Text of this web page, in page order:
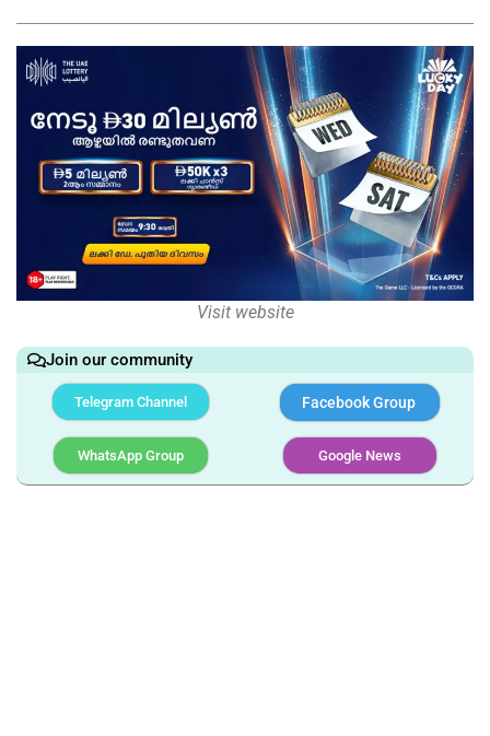
Visit website
Join our community
Telegram Channel Facebook Group
WhatsApp Group Google News